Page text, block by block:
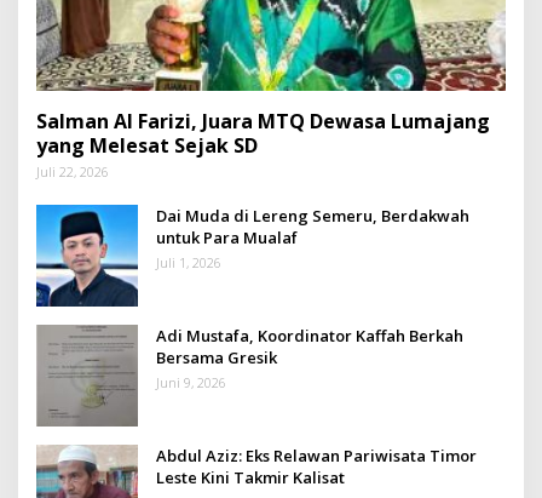
Salman Al Farizi, Juara MTQ Dewasa Lumajang
yang Melesat Sejak SD
Juli 22, 2026
Dai Muda di Lereng Semeru, Berdakwah
untuk Para Mualaf
Juli 1, 2026
Adi Mustafa, Koordinator Kaffah Berkah
Bersama Gresik
Juni 9, 2026
Abdul Aziz: Eks Relawan Pariwisata Timor
Leste Kini Takmir Kalisat